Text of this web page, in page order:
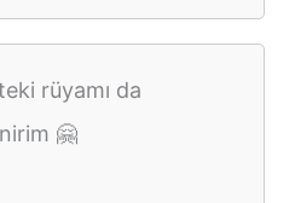
rüyamı da
🤗